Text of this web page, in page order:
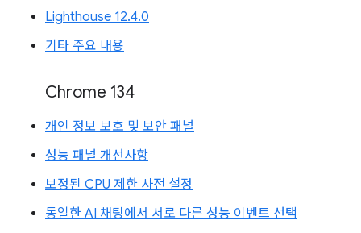
Lighthouse 12.4.0
기타 주요 내용
Chrome 134
개인 정보 보호 및 보안 패널
성능 패널 개선사항
보정된 CPU 제한 사전 설정
동일한 AI 채팅에서 서로 다른 성능 이벤트 선택